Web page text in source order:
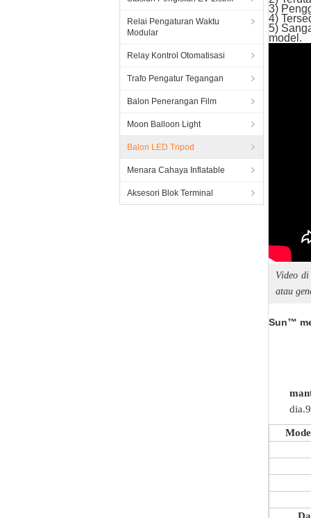
Relai Pengaturan Waktu
Modular
Relay Kontrol Otomatisasi
Trafo Pengatur Tegangan
Balon Penerangan Film
Moon Balloon Light
Balon LED Tripod
Menara Cahaya Inflatable
Aksesori Blok Terminal
3)
4)
5)
model.
Video
atau
Sun™